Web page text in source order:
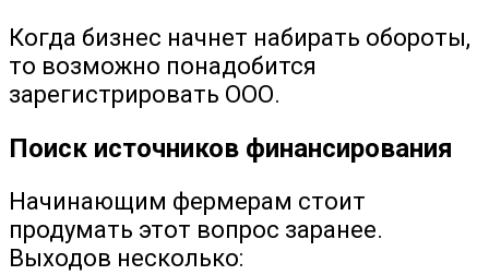
Когда бизнес начнет набирать обороты,
то возможно понадобится
зарегистрировать ООО.
Поиск источников финансирования
Начинающим фермерам стоит
продумать этот вопрос заранее.
Выходов несколько: